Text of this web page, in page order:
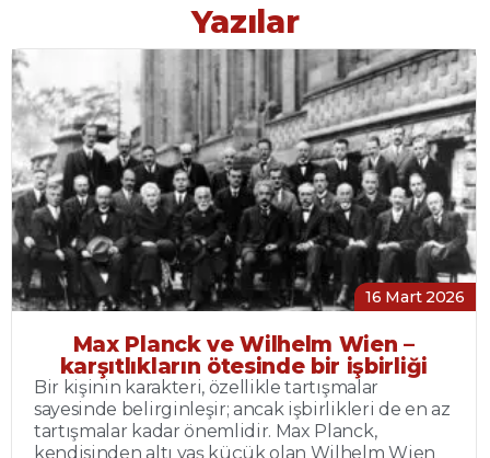
Yazılar
16 Mart 2026
Max Planck ve Wilhelm Wien –
karşıtlıkların ötesinde bir işbirliği
Bir kişinin karakteri, özellikle tartışmalar
sayesinde belirginleşir; ancak işbirlikleri de en az
tartışmalar kadar önemlidir. Max Planck,
kendisinden altı yaş küçük olan Wilhelm Wien